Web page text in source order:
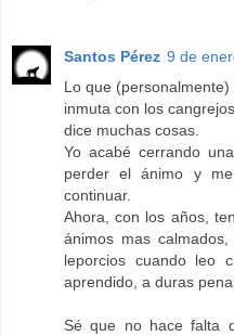
Santos Pérez 9 de
Lo que
inmuta con los
dice muchas cosas.
Yo acabé cerrando
perder el ánimo y
continuar.
Ahora, con los años,
ánimos mas
leporcios cuando leo
aprendido, a duras
Sé que no hace falta